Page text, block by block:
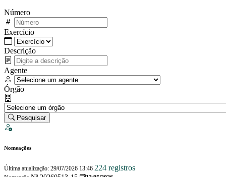
Número
Exercício
Descrição
Agente
Órgão
Pesquisar
Nomeações
Última atualização: 29/07/2026 13:46 224 registros